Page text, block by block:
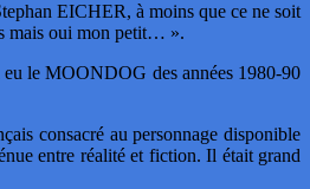
EICHER, à moins que ce ne soit
mais oui mon petit… ».
le MOONDOG des années 1980-90
consacré au personnage disponible
entre réalité et fiction. Il était grand